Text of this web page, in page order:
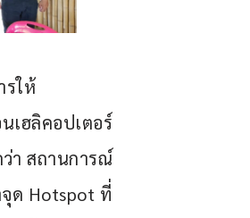
รให้
เฮลิคอปเตอร์
า สถานการณ์
ด Hotspot ที่